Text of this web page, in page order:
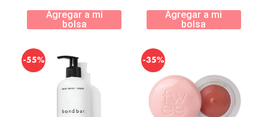
Agregar a mi
bolsa
Agregar a mi
bolsa
-55% -35%